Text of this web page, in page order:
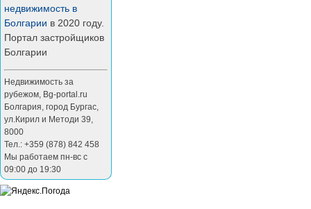
недвижимость в
Болгарии в 2020 году.
Портал застройщиков
Болгарии
Недвижимость за
рубежом, Bg-portal.ru
Болгария, город Бургас,
ул.Кирил и Методи 39,
8000
Тел.: +359 (878) 842 458
Мы работаем пн-вс с
09:00 до 19:30